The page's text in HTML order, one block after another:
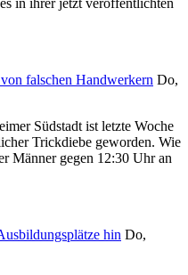
in ihrer jetzt veröffentlichten
falschen Handwerkern Do,
Südstadt ist letzte Woche
Trickdiebe geworden. Wie
Männer gegen 12:30 Uhr an
hin Do,